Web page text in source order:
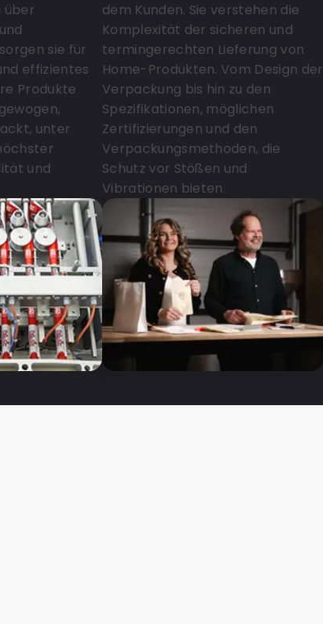
über
sie für
effizientes
Produkte
unter
und
dem Kunden. Sie verstehen die
Komplexität der sicheren und
termingerechten Lieferung von
Home-Produkten. Vom Design der
Verpackung bis hin zu den
Spezifikationen, möglichen
Zertifizierungen und den
Verpackungsmethoden, die
Schutz vor Stößen und
Vibrationen bieten.